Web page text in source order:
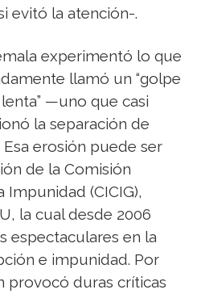
evitó la atención-.
experimentó lo que
llamó un “golpe
—uno que casi
la separación de
erosión puede ser
de la Comisión
(CICIG),
la cual desde 2006
espectaculares en la
e impunidad. Por
provocó duras críticas